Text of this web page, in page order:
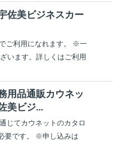
佐美ビジネスカー
ご利用になれます。 ※一
います。詳しくはご利用
用品通販カウネッ
美ビジ...
じてカウネットのカタロ
要です。 ※申し込みは